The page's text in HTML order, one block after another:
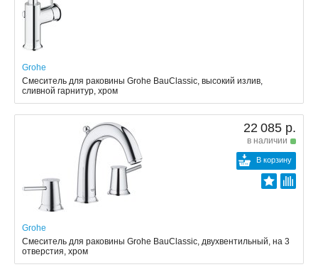
Grohe
Смеситель для раковины Grohe BauClassic, высокий излив,
сливной гарнитур, хром
22 085 р.
в наличии
В корзину
Grohe
Смеситель для раковины Grohe BauClassic, двухвентильный, на 3
отверстия, хром